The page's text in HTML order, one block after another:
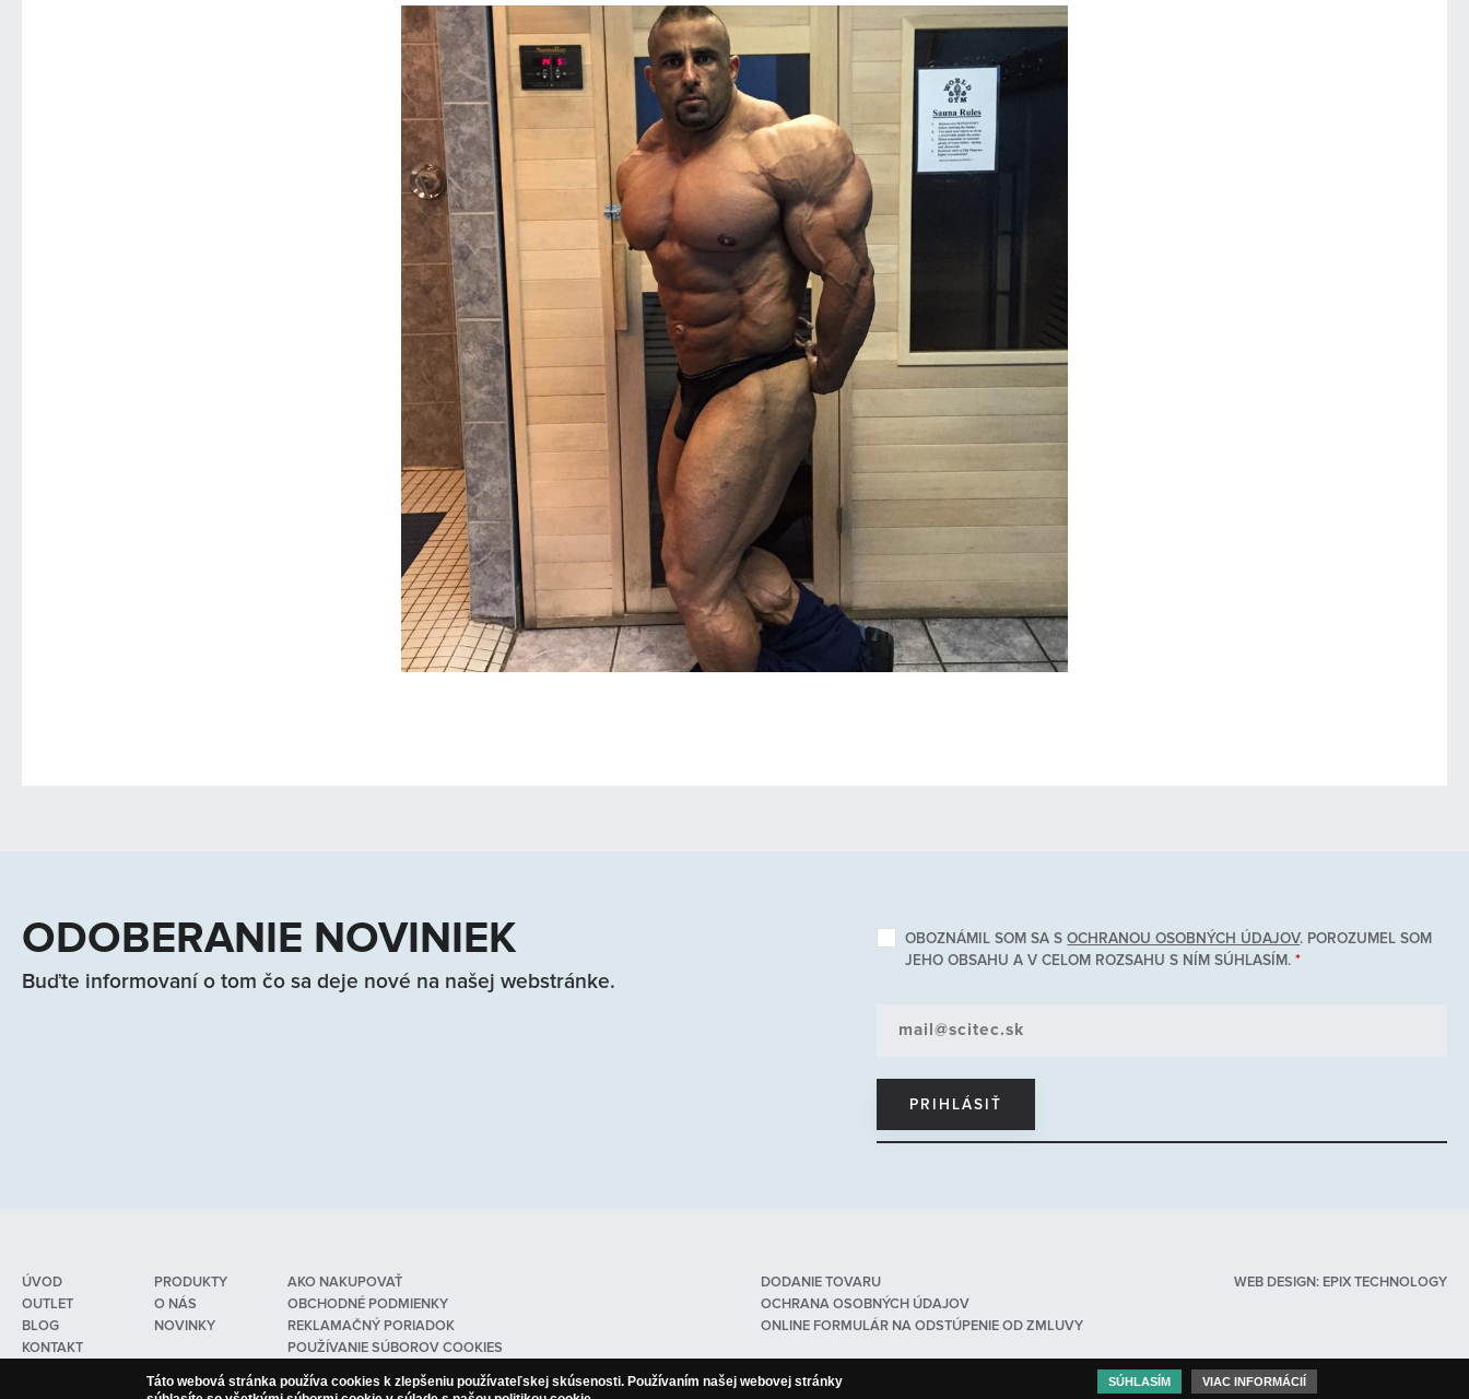
ODOBERANIE NOVINIEK
Buďte informovaní o tom čo sa deje nové na našej webstránke.
OBOZNÁMIL SOM SA SOCHRANOU OSOBNÝCH ÚDAJOV. POROZUMEL SOM
JEHO OBSAHU A V CELOM ROZSAHU S NÍM SÚHLASÍM.*
ÚVOD
PRODUKTY
OUTLET
O NÁS
BLOG
NOVINKY
KONTAKT
AKO NAKUPOVAŤ
DODANIE TOVARU
OBCHODNÉ PODMIENKY
OCHRANA OSOBNÝCH ÚDAJOV
REKLAMAČNÝ PORIADOK
ONLINE FORMULÁR NA ODSTÚPENIE OD ZMLUVY
POUŽÍVANIE SÚBOROV COOKIES
WEB DESIGN: EPIX TECHNOLOGY
Táto webová stránka používa cookies k zlepšeniu používateľskej skúsenosti. Používaním našej webovej stránky
SÚHLASÍM VIAC INFORMÁCIÍ